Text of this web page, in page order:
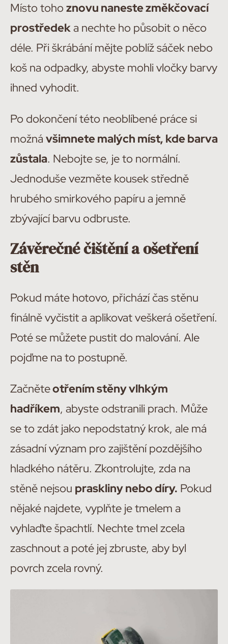
Místo toho znovu naneste změkčovací
prostředeka nechte ho působit o něco
déle. Při škrábání mějte poblíž sáček nebo
koš na odpadky, abyste mohli vločky barvy
ihned vyhodit.
Po dokončení této neoblíbené práce si
možná všimnete malých míst, kde barva
zůstala. Nebojte se, je to normální.
Jednoduše vezměte kousek středně
hrubého smirkového papíru a jemně
zbývající barvu odbruste.
Závěrečné čištění a ošetření
stěn
Pokud máte hotovo, přichází čas stěnu
finálně vyčistit a aplikovat veškerá ošetření.
Poté se můžete pustit do malování. Ale
pojďme na to postupně.
Začněteotřením stěny vlhkým
hadříkem, abyste odstranili prach. Může
se to zdát jako nepodstatný krok, ale má
zásadní význam pro zajištění pozdějšího
hladkého nátěru. Zkontrolujte, zda na
stěně nejsou praskliny nebo díry. Pokud
nějaké najdete, vyplňte je tmelem a
vyhlaďte špachtlí. Nechte tmel zcela
zaschnout a poté jej zbruste, aby byl
povrch zcela rovný.